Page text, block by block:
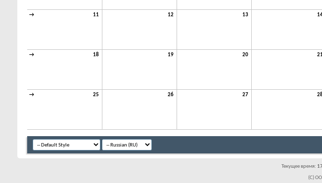
→ 11 12 13
→ 18 19 20
→ 25 26 27
Текущее время:
(C)